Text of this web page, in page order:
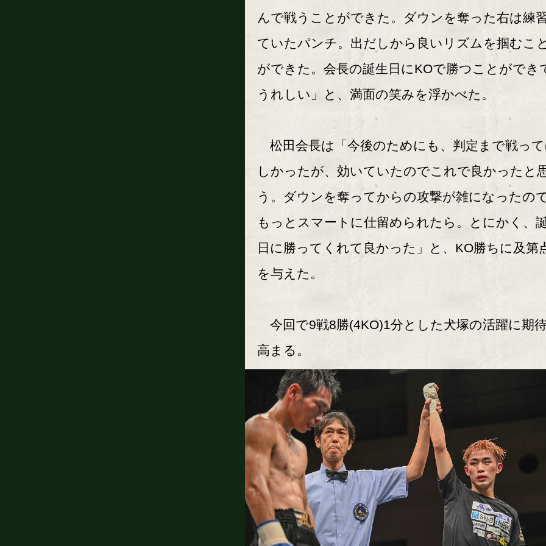
んで戦うことができた。ダウンを奪った右は練
ていたパンチ。出だしから良いリズムを掴むこ
ができた。会長の誕生日にKOで勝つことができ
うれしい」と、満面の笑みを浮かべた。
松田会長は「今後のためにも、判定まで戦っ
しかったが、効いていたのでこれで良かったと
う。ダウンを奪ってからの攻撃が雑になったの
もっとスマートに仕留められたら。とにかく、
日に勝ってくれて良かった」と、KO勝ちに及第
を与えた。
今回で9戦8勝(4KO)1分とした犬塚の活躍に期
高まる。